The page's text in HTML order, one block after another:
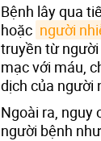
Bệnh lây qua
hoặc người
truyền từ
mạc với máu,
dịch của người
Ngoài ra, nguy
người bệnh